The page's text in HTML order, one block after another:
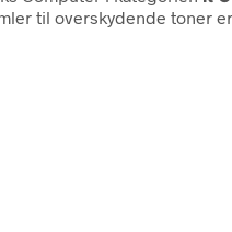
til overskydende